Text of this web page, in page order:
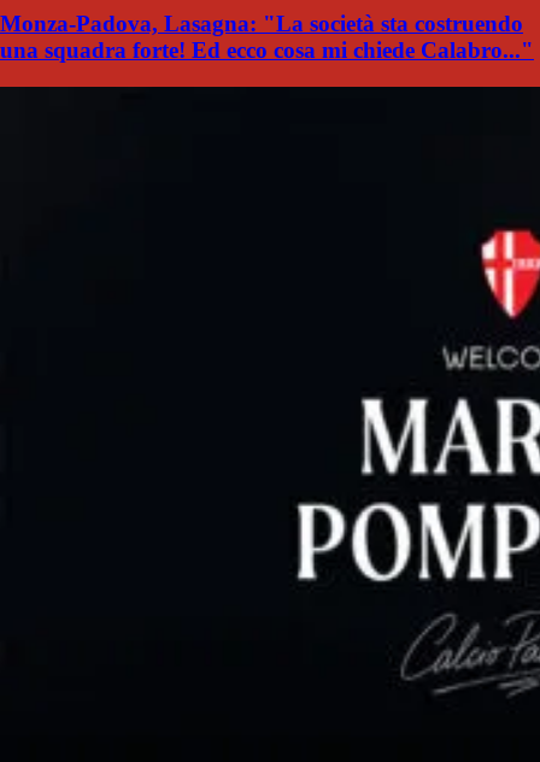
Monza-Padova, Lasagna: "La società sta costruendo
una squadra forte! Ed ecco cosa mi chiede Calabro..."